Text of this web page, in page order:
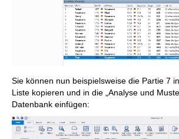
Sie können nun beispielsweise die Partie 7
Liste kopieren und in die „Analyse und
Datenbank einfügen: